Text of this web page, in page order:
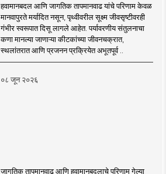
हवामानबदल आणि जागतिक तापमानवाढ यांचे परिणाम केवळ
मानवापुरते मर्यादित नसून, पृथ्वीवरील सूक्ष्म जीवसृष्टीवरही
गंभीर स्वरूपात दिसू लागले आहेत. पर्यावरणीय संतुलनाचा
कणा मानल्या जाणाऱ्या कीटकांच्या जीवनचक्रात,
स्थलांतरात आणि प्रजनन प्रक्रियेत अभूतपूर्व ..
०८ जून २०२६
जागतिक तापमानवाढ आणि हवामानबदलाचे परिणाम गेल्या